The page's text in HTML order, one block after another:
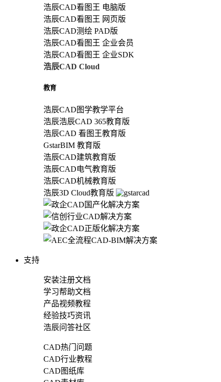
浩辰CAD看图王 电脑版
浩辰CAD看图王 网页版
浩辰CAD测绘 PAD版
浩辰CAD看图王 企业会员
浩辰CAD看图王 企业SDK
浩辰CAD Cloud
教育
浩辰CAD图学教学平台
浩辰浩辰CAD 365教育版
浩辰CAD 看图王教育版
GstarBIM 教育版
浩辰CAD建筑教育版
浩辰CAD电气教育版
浩辰CAD机械教育版
浩辰3D Cloud教育版
支持
安装注册文档
学习帮助文档
产品视频教程
经验技巧资讯
浩辰问答社区
CAD热门问题
CAD行业教程
CAD图纸库